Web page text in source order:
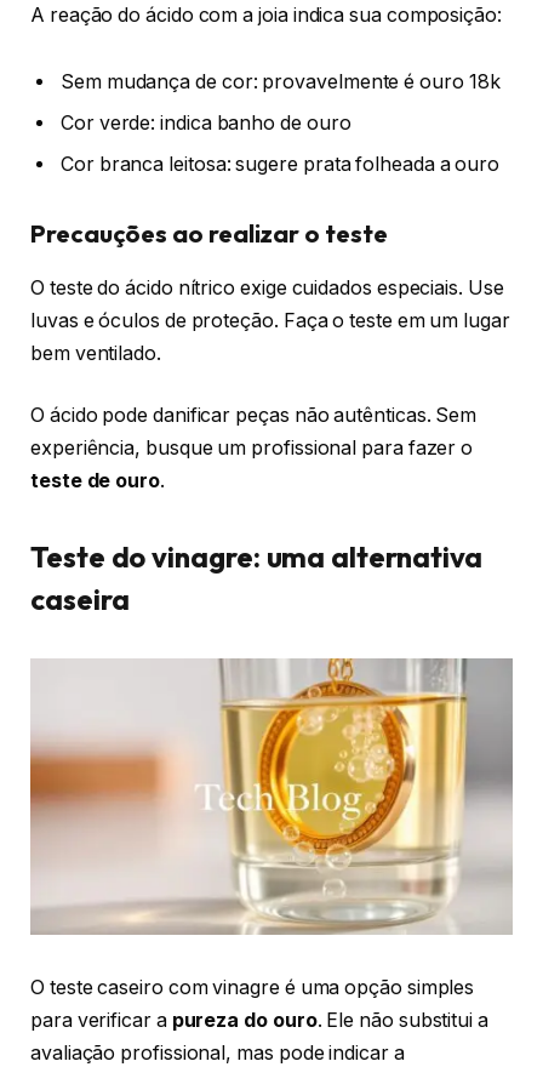
A reação do ácido com a joia indica sua composição:
Sem mudança de cor: provavelmente é ouro 18k
Cor verde: indica banho de ouro
Cor branca leitosa: sugere prata folheada a ouro
Precauções ao realizar o teste
O teste do ácido nítrico exige cuidados especiais. Use
luvas e óculos de proteção. Faça o teste em um lugar
bem ventilado.
O ácido pode danificar peças não autênticas. Sem
experiência, busque um profissional para fazer o
teste de ouro.
Teste do vinagre: uma alternativa
caseira
O teste caseiro com vinagre é uma opção simples
para verificar a pureza do ouro. Ele não substitui a
avaliação profissional, mas pode indicar a